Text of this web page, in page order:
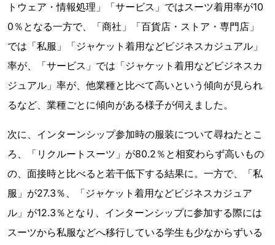
トウェア・情報処理」「サービス」ではスーツ着用率が10
0％となる一方で、「商社」「百貨店・ストア・専門店」
では「私服」「ジャケット着用などビジネスカジュアル」
率が、「サービス」では「ジャケット着用などビジネスカ
ジュアル」率が、他業種と比べて高いという傾向が見られ
るなど、業種ごとに傾向がある様子が伺えました。
次に、インターンシップ参加時の服装について尋ねたとこ
ろ、「リクルートスーツ」が80.2％と相変わらず高いもの
の、面接時と比べると若干低下する結果に。一方で、「私
服」が27.3％、「ジャケット着用などビジネスカジュア
ル」が12.3％となり、インターンシップに参加する際には
スーツから私服などへ移行している学生も少なからずいる